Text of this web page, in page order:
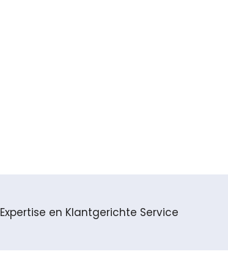
Expertise en Klantgerichte Service